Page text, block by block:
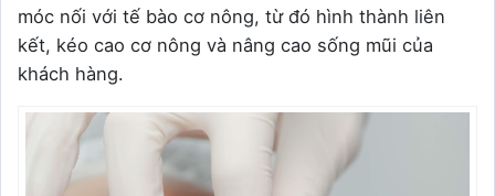
móc nối với tế bào cơ nông, từ đó hình thành liên
kết, kéo cao cơ nông và nâng cao sống mũi của
khách hàng.